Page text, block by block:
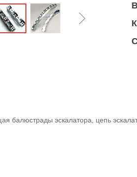
ꁇ
балюстрады эскалатора, цепь